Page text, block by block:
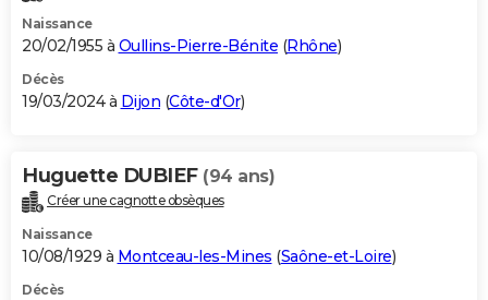
Naissance
20/02/1955 à Oullins-Pierre-Bénite (Rhône)
Décès
19/03/2024 à Dijon (Côte-d'Or)
Huguette DUBIEF (94 ans)
Créer une cagnotte obsèques
Naissance
10/08/1929 à Montceau-les-Mines (Saône-et-Loire)
Décès